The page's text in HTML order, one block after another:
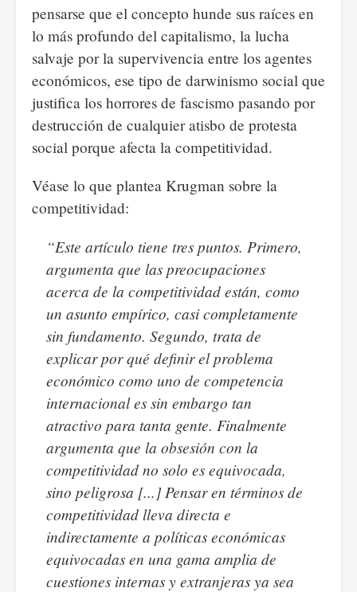
pensarse que el concepto hunde sus raíces en
lo más profundo del capitalismo, la lucha
salvaje por la supervivencia entre los agentes
económicos, ese tipo de darwinismo social que
justifica los horrores de fascismo pasando por
destrucción de cualquier atisbo de protesta
social porque afecta la competitividad.
Véase lo que plantea Krugman sobre la
competitividad:
“Este artículo tiene tres puntos. Primero,
argumenta que las preocupaciones
acerca de la competitividad están, como
un asunto empírico, casi completamente
sin fundamento. Segundo, trata de
explicar por qué definir el problema
económico como uno de competencia
internacional es sin embargo tan
atractivo para tanta gente. Finalmente
argumenta que la obsesión con la
competitividad no solo es equivocada,
sino peligrosa [...] Pensar en términos de
competitividad lleva directa e
indirectamente a políticas económicas
equivocadas en una gama amplia de
cuestiones internas y extranjeras ya sea